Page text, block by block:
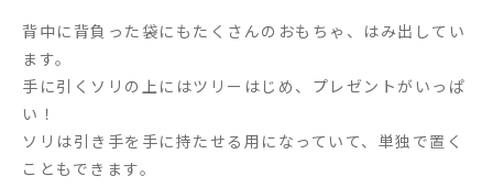
背中に背負った袋にもたくさんのおもちゃ、はみ出してい
ます。
手に引くソリの上にはツリーはじめ、プレゼントがいっぱ
い！
ソリは引き手を手に持たせる用になっていて、単独で置く
こともできます。